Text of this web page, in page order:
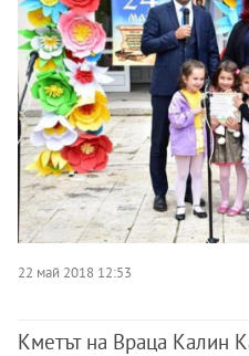
22 май 2018 12:53
Кметът на Враца Калин